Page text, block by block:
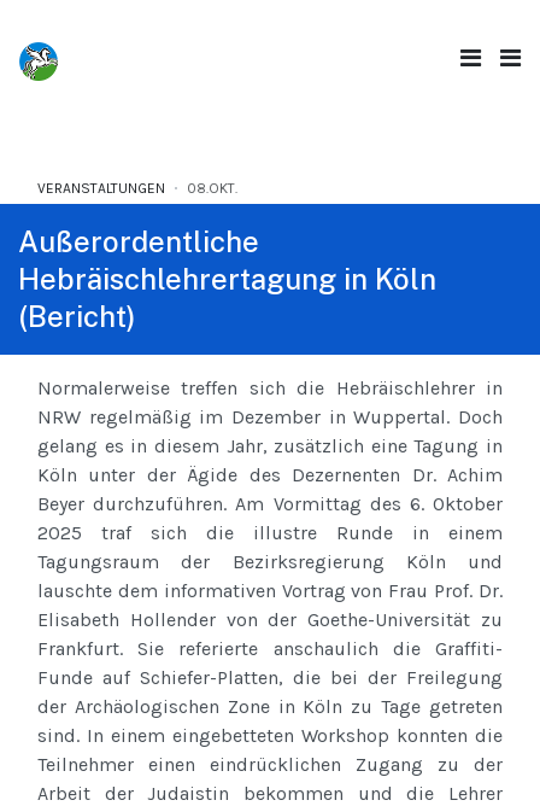
VERANSTALTUNGEN 08.OKT.
Außerordentliche
Hebräischlehrertagung in Köln
(Bericht)
Normalerweise treffen sich die Hebräischlehrer in
NRW regelmäßig im Dezember in Wuppertal. Doch
gelang es in diesem Jahr, zusätzlich eine Tagung in
Köln unter der Ägide des Dezernenten Dr. Achim
Beyer durchzuführen. Am Vormittag des 6. Oktober
2025 traf sich die illustre Runde in einem
Tagungsraum der Bezirksregierung Köln und
lauschte dem informativen Vortrag von Frau Prof. Dr.
Elisabeth Hollender von der Goethe-Universität zu
Frankfurt. Sie referierte anschaulich die Graffiti-
Funde auf Schiefer-Platten, die bei der Freilegung
der Archäologischen Zone in Köln zu Tage getreten
sind. In einem eingebetteten Workshop konnten die
Teilnehmer einen eindrücklichen Zugang zu der
Arbeit der Judaistin bekommen und die Lehrer